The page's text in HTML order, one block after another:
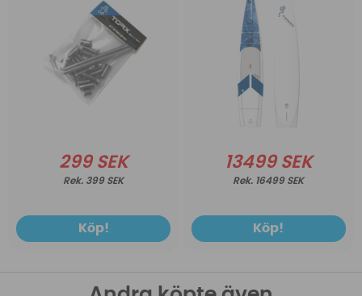
299 SEK
399 SEK
Köp!
13499 SEK
16499 SEK
Köp!